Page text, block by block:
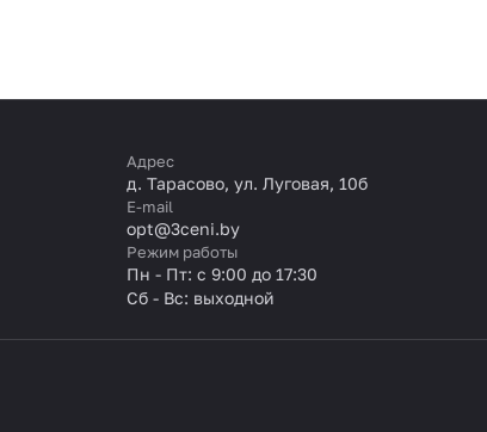
Адрес
д. Тарасово, ул. Луговая, 10б
E-mail
opt@3ceni.by
Режим работы
Пн - Пт: с 9:00 до 17:30
Сб - Вс: выходной